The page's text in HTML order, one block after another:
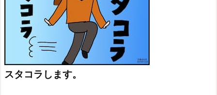
スタコラします。